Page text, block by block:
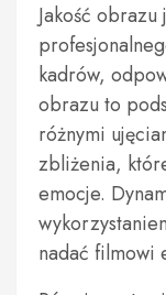
Jakość
kadrów,
obrazu to
różnymi
zbliżenia,
emocje.
nadać filmowi